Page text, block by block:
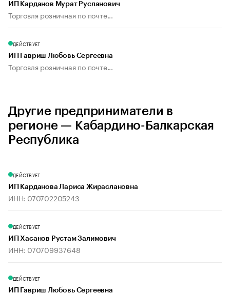
ИП Карданов Мурат Русланович
Торговля розничная по почте...
ДЕЙСТВУЕТ
ИП Гавриш Любовь Сергеевна
Торговля розничная по почте...
Другие предприниматели в
регионе — Кабардино-Балкарская
Республика
ДЕЙСТВУЕТ
ИП Карданова Лариса Жираслановна
ИНН: 070702205243
ДЕЙСТВУЕТ
ИП Хасанов Рустам Залимович
ИНН: 070709937648
ДЕЙСТВУЕТ
ИП Гавриш Любовь Сергеевна